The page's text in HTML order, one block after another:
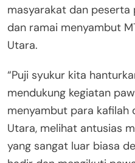
masyarakat dan peserta
dan ramai menyambut
Utara.
“Puji syukur kita
mendukung kegiatan
menyambut para kafilah
Utara, melihat antusias
yang sangat luar biasa